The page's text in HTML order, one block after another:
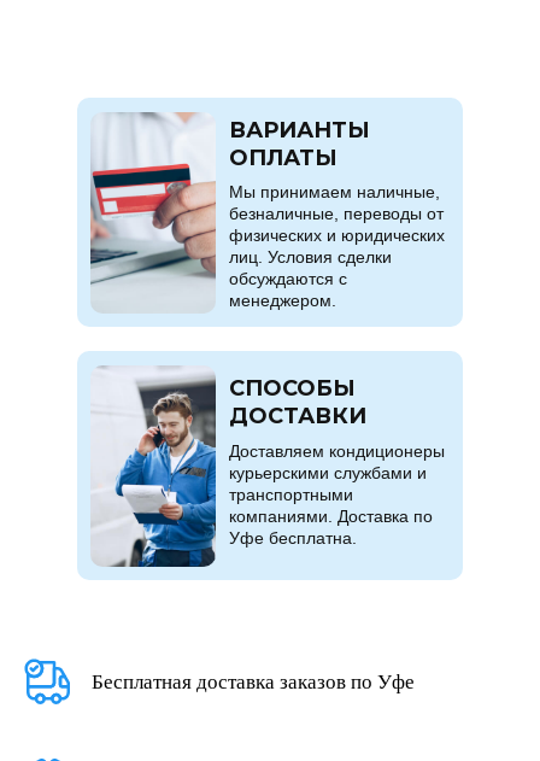
Мы принимаем наличные,
безналичные, переводы от
физических и юридических
лиц. Условия сделки
обсуждаются с
менеджером.
ВАРИАНТЫ
ОПЛАТЫ
Доставляем кондиционеры
курьерскими службами и
транспортными
компаниями. Доставка по
Уфе бесплатна.
СПОСОБЫ
ДОСТАВКИ
Бесплатная доставка заказов по Уфе